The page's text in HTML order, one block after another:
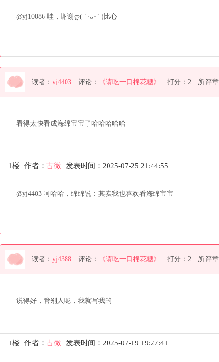
@yj10086 哇，谢谢ღ( ´･ᴗ･` )比心
读者： yj4403 评论： 《请吃一口棉花糖》 打分：2 所评
看得太快看成海绵宝宝了哈哈哈哈哈
1楼 作者： 古微 发表时间：2025-07-25 21:44:55
@yj4403 呵哈哈，绵绵说：其实我也喜欢看海绵宝宝
读者： yj4388 评论： 《请吃一口棉花糖》 打分：2 所评
说得好，管别人呢，我就写我的
1楼 作者： 古微 发表时间：2025-07-19 19:27:41